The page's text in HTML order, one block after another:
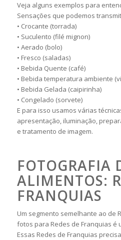
Veja alguns exemplos para
Sensações que podemos
• Crocante (torrada)
• Suculento (filé mignon)
• Aerado (bolo)
• Fresco (saladas)
• Bebida Quente (café)
• Bebida temperatura ambiente
• Bebida Gelada (caipirinha)
• Congelado (sorvete)
E para isso usamos várias
apresentação, iluminação,
e tratamento de imagem.
FOTOGRAFIA
ALIMENTOS:
FRANQUIAS
Um segmento semelhante ao de
fotos para Redes de Franquias é
Essas Redes de Franquias